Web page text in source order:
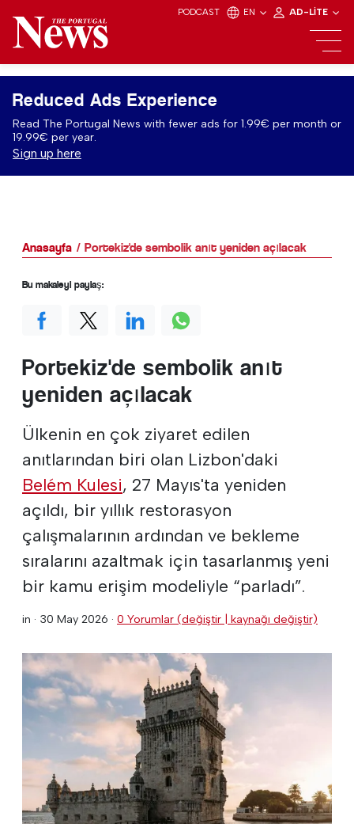
PODCAST EN AD-LITE
Reduced Ads Experience
Read The Portugal News with fewer ads for 1.99€ per month or
19.99€ per year.
Sign up here
Anasayfa Portekiz'de sembolik anıt yeniden açılacak
Portekiz'de sembolik anıt
yeniden açılacak
Ülkenin en çok ziyaret edilen
anıtlarından biri olan Lizbon'daki
Belém Kulesi, 27 Mayıs'ta yeniden
açıldı, bir yıllık restorasyon
çalışmalarının ardından ve bekleme
sıralarını azaltmak için tasarlanmış yeni
bir kamu erişim modeliyle “parladı”.
in · 30 May 2026 · 0 Yorumlar (değiştir | kaynağı değiştir)
Bu makaleyi paylaş: